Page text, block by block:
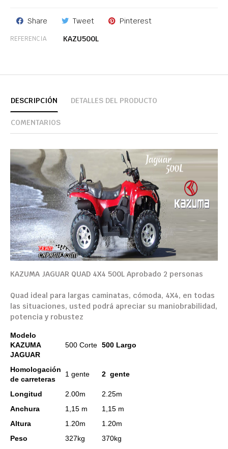
Share Tweet Pinterest
REFERENCIA KAZU500L
DESCRIPCIÓN DETALLES DEL PRODUCTO
COMENTARIOS
KAZUMA JAGUAR QUAD 4X4 500L Aprobado 2 personas
Quad ideal para largas caminatas, cómoda, 4X4, en todas
las situaciones, usted podrá apreciar su maniobrabilidad,
potencia y robustez
Modelo
KAZUMA
JAGUAR
500 Corte 500 Largo
Homologación
de carreteras
1 gente 2 gente
Longitud 2.00m
2.25m
Anchura
1,15 m
1,15 m
Altura
1.20m
1.20m
Peso
327kg 370kg